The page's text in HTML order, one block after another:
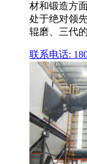
材和锻造方
处于绝对领
辊磨、三代
联系电话: